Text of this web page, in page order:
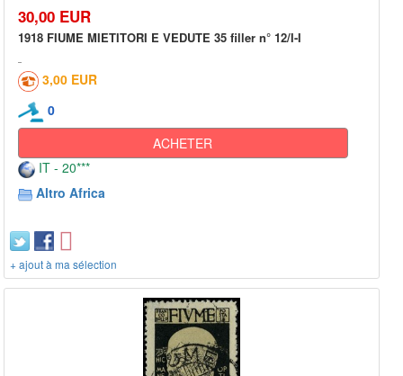
30,00 EUR
1918 FIUME MIETITORI E VEDUTE 35 filler n° 12/I-I
3,00 EUR
0
ACHETER
IT - 20***
Altro Africa
+ ajout à ma sélection